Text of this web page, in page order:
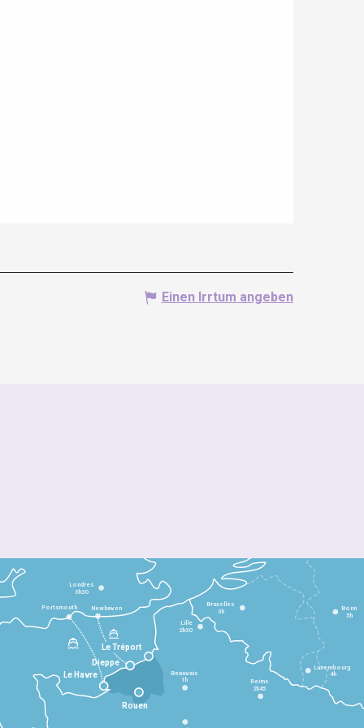
Einen Irrtum angeben
Le Havre
Dieppe
Le Tréport
Beauvais
1h Reims
2h45
Lille
2h30
Bruxelles
3h
Londres
3h30
Newhaven
Portsmouth Bonn
5h
Luxembourg
4h
Rouen